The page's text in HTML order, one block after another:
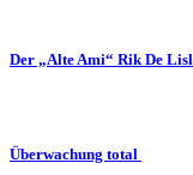
Der „Alte Ami“ Rik De
Überwachung total